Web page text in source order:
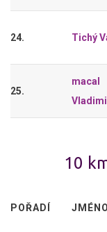
24. Tichý
25.
macal
10
POŘADÍ JMÉNO